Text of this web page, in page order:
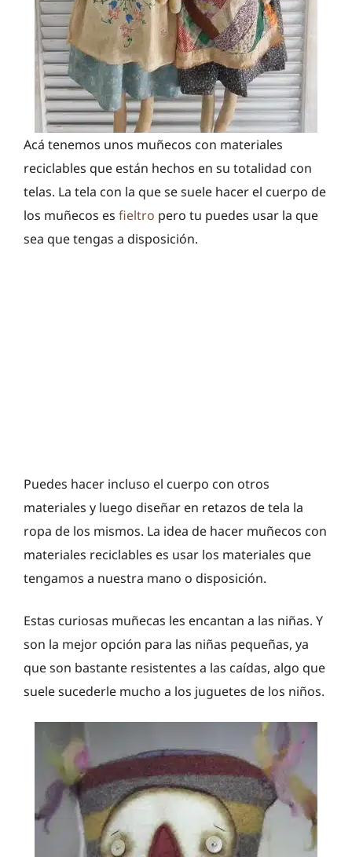
Acá tenemos unos muñecos con materiales
reciclables que están hechos en su totalidad con
telas. La tela con la que se suele hacer el cuerpo de
los muñecos es fieltro pero tu puedes usar la que
sea que tengas a disposición.
Puedes hacer incluso el cuerpo con otros
materiales y luego diseñar en retazos de tela la
ropa de los mismos. La idea de hacer muñecos con
materiales reciclables es usar los materiales que
tengamos a nuestra mano o disposición.
Estas curiosas muñecas les encantan a las niñas. Y
son la mejor opción para las niñas pequeñas, ya
que son bastante resistentes a las caídas, algo que
suele sucederle mucho a los juguetes de los niños.